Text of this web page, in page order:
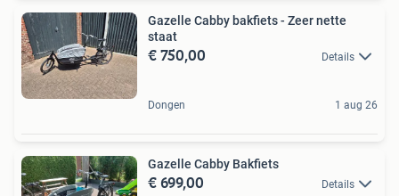
Gazelle Cabby bakfiets - Zeer nette
staat
€ 750,00 Details
Dongen 1 aug 26
Gazelle Cabby Bakfiets
€ 699,00 Details